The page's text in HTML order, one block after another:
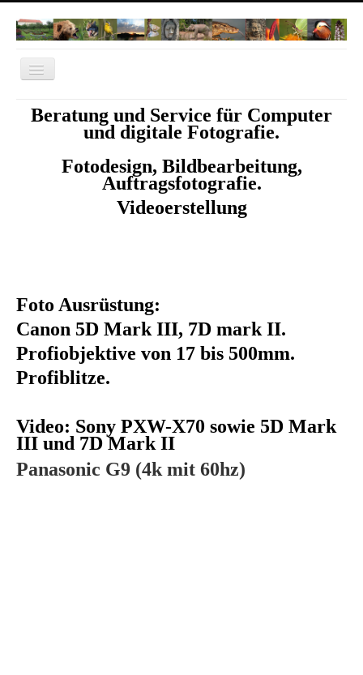
Navigation
Home
Norwegen 2022
Dachau
Vietnam
IT-Dachau
Beratung und Service für Computer
und digitale Fotografie.
Fotodesign, Bildbearbeitung,
Auftragsfotografie.
Videoerstellung
Foto Ausrüstung:
Canon 5D Mark III, 7D mark II.
Profiobjektive von 17 bis 500mm.
Profiblitze.
Video: Sony PXW-X70 sowie 5D Mark
III und 7D Mark II
Panasonic G9 (4k mit 60hz)